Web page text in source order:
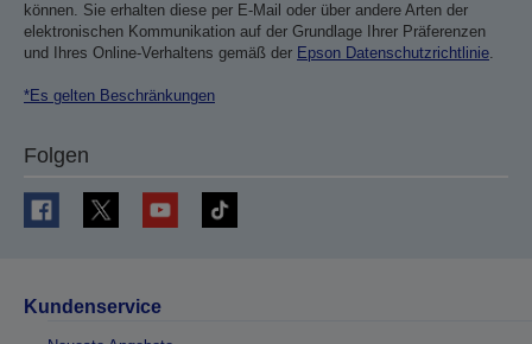
können. Sie erhalten diese per E-Mail oder über andere Arten der
elektronischen Kommunikation auf der Grundlage Ihrer Präferenzen
und Ihres Online-Verhaltens gemäß der Epson Datenschutzrichtlinie.
*Es gelten Beschränkungen
Folgen
Kundenservice